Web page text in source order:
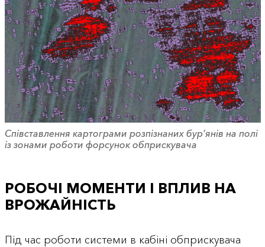
Співставлення картограми розпізнаних бур’янів на полі
із зонами роботи форсунок обприскувача
РОБОЧІ МОМЕНТИ І ВПЛИВ НА
ВРОЖАЙНІСТЬ
Під час роботи системи в кабіні обприскувача